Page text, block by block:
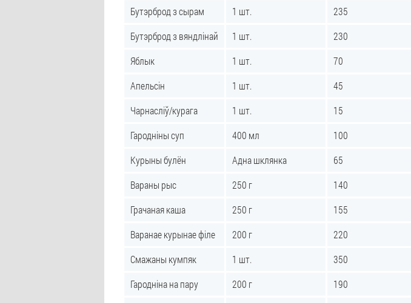
Бутэрброд з сырам
1 шт.
235
Бутэрброд з вяндлінай
1 шт.
230
Яблык
1 шт.
70
Апельсін
1 шт.
45
Чарнасліў/курага
1 шт.
15
Гародніны суп
400 мл
100
Курыны булён
Адна шклянка
65
Вараны рыс
250 г
140
Грачаная каша
250 г
155
Варанае курынае філе
200 г
220
Смажаны кумпяк
1 шт.
350
Гародніна на пару
200 г
190